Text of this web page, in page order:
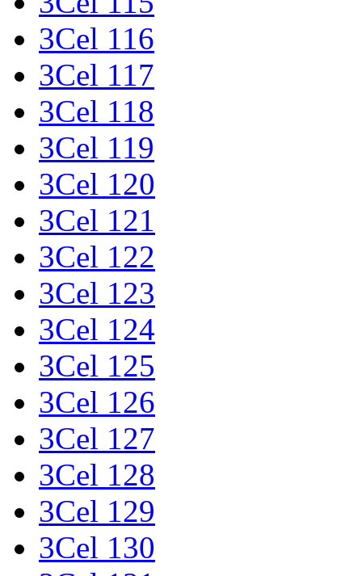
3Cel 116
3Cel 117
3Cel 118
3Cel 119
3Cel 120
3Cel 121
3Cel 122
3Cel 123
3Cel 124
3Cel 125
3Cel 126
3Cel 127
3Cel 128
3Cel 129
3Cel 130